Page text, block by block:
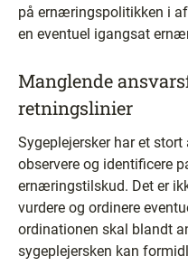
på ernæringspolitikken i
en eventuel igangsat
Manglende
retningslinier
Sygeplejersker har et
observere og identificere
ernæringstilskud. Det er
vurdere og ordinere
ordinationen skal blandt
sygeplejersken kan